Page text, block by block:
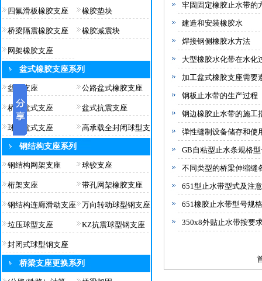
四氟滑板橡胶支座 橡胶垫块
桥梁隔震橡胶支座 橡胶减震块
网架橡胶支座
盆式橡胶支座系列
盆式支座 公路盆式橡胶支座
桥梁盆式支座 盆式抗震支座
球型盆式支座 高承载全封闭球型支
钢结构支座系列
钢结构网架支座 球铰支座
桁架支座 带孔网架橡胶支座
钢结构连廊滑动支座 万向转动球型钢支座
垃压球型支座 KZ抗震球型钢支座
封闭式球型钢支座
桥梁支座更换系列
牢固固定橡胶止水带的
建造和安装橡胶水
焊接钢侧橡胶水方法
大型橡胶水化带在水化
加工盆式橡胶支座需要
钢板止水带的生产过程
钢边橡胶止水带的施工
弹性缝制设备储存和使
GB自粘型止水条规格
不同类型的桥梁伸缩缝
651型止水带型式及注
651橡胶止水带型号规
350x8外贴止水带按要